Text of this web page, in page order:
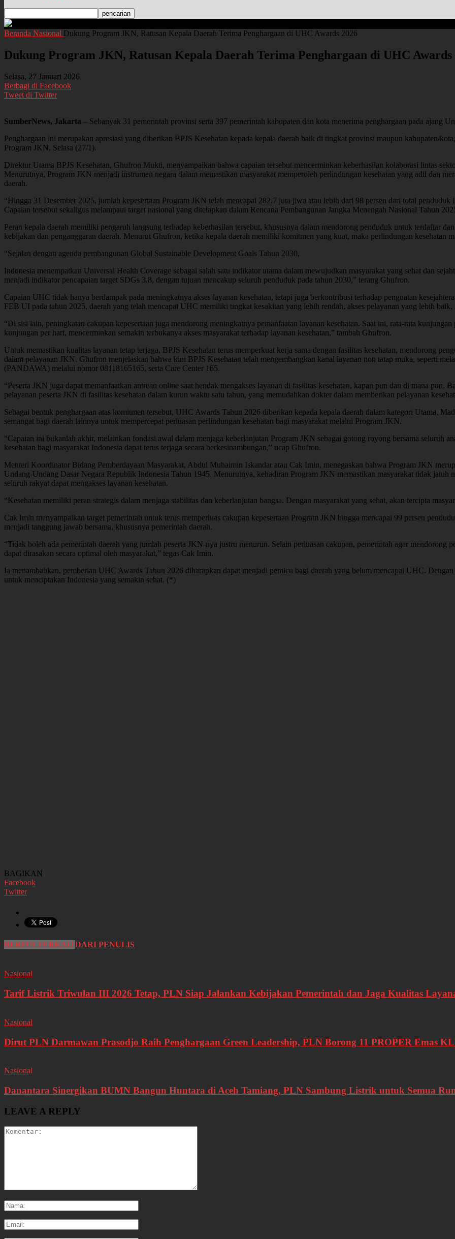
Beranda Nasional Dukung Program JKN, Ratusan Kepala Daerah Terima Penghargaan di UHC Awards 2026
Dukung Program JKN, Ratusan Kepala Daerah Terima Penghargaan di UHC Awards
Selasa, 27 Januari 2026
Berbagi di Facebook
Tweet di Twitter
SumberNews, Jakarta – Sebanyak 31 pemerintah provinsi serta 397 pemerintah kabupaten dan kota menerima penghargaan pada ajang
Penghargaan ini merupakan apresiasi yang diberikan BPJS Kesehatan kepada kepala daerah baik di tingkat provinsi maupun kabupaten/
Program JKN, Selasa (27/1).
Direktur Utama BPJS Kesehatan, Ghufron Mukti, menyampaikan bahwa capaian tersebut mencerminkan keberhasilan kolaborasi lintas
Menurutnya, Program JKN menjadi instrumen negara dalam memastikan masyarakat memperoleh perlindungan kesehatan yang adil dan
daerah.
“Hingga 31 Desember 2025, jumlah kepesertaan Program JKN telah mencapai 282,7 juta jiwa atau lebih dari 98 persen dari total penduduk
Capaian tersebut sekaligus melampaui target nasional yang ditetapkan dalam Rencana Pembangunan Jangka Menengah Nasional Tahun
Peran kepala daerah memiliki pengaruh langsung terhadap keberhasilan tersebut, khususnya dalam mendorong penduduk untuk terdaftar
kebijakan dan penganggaran daerah. Menurut Ghufron, ketika kepala daerah memiliki komitmen yang kuat, maka perlindungan kesehatan
“Sejalan dengan agenda pembangunan Global Sustainable Development Goals Tahun 2030,
Indonesia menempatkan Universal Health Coverage sebagai salah satu indikator utama dalam mewujudkan masyarakat yang sehat dan
menjadi indikator pencapaian target SDGs 3.8, dengan tujuan mencakup seluruh penduduk pada tahun 2030,” terang Ghufron.
Capaian UHC tidak hanya berdampak pada meningkatnya akses layanan kesehatan, tetapi juga berkontribusi terhadap penguatan
FEB UI pada tahun 2025, daerah yang telah mencapai UHC memiliki tingkat kesakitan yang lebih rendah, akses pelayanan yang lebih baik,
“Di sisi lain, peningkatan cakupan kepesertaan juga mendorong meningkatnya pemanfaatan layanan kesehatan. Saat ini, rata-rata
kunjungan per hari, mencerminkan semakin terbukanya akses masyarakat terhadap layanan kesehatan,” tambah Ghufron.
Untuk memastikan kualitas layanan tetap terjaga, BPJS Kesehatan terus memperkuat kerja sama dengan fasilitas kesehatan, mendorong
dalam pelayanan JKN. Ghufron menjelaskan bahwa kini BPJS Kesehatan telah mengembangkan kanal layanan non tatap muka, seperti
(PANDAWA) melalui nomor 08118165165, serta Care Center 165.
“Peserta JKN juga dapat memanfaatkan antrean online saat hendak mengakses layanan di fasilitas kesehatan, kapan pun dan di mana
pelayanan peserta JKN di fasilitas kesehatan dalam kurun waktu satu tahun, yang memudahkan dokter dalam memberikan pelayanan
Sebagai bentuk penghargaan atas komitmen tersebut, UHC Awards Tahun 2026 diberikan kepada kepala daerah dalam kategori Utama,
semangat bagi daerah lainnya untuk mempercepat perluasan perlindungan kesehatan bagi masyarakat melalui Program JKN.
“Capaian ini bukanlah akhir, melainkan fondasi awal dalam menjaga keberlanjutan Program JKN sebagai gotong royong bersama seluruh
kesehatan bagi masyarakat Indonesia dapat terus terjaga secara berkesinambungan,” ucap Ghufron.
Menteri Koordinator Bidang Pemberdayaan Masyarakat, Abdul Muhaimin Iskandar atau Cak Imin, menegaskan bahwa Program JKN
Undang-Undang Dasar Negara Republik Indonesia Tahun 1945. Menurutnya, kehadiran Program JKN memastikan masyarakat tidak jatuh
seluruh rakyat dapat mengakses layanan kesehatan.
“Kesehatan memiliki peran strategis dalam menjaga stabilitas dan keberlanjutan bangsa. Dengan masyarakat yang sehat, akan tercipta
Cak Imin menyampaikan target pemerintah untuk terus memperluas cakupan kepesertaan Program JKN hingga mencapai 99 persen
menjadi tanggung jawab bersama, khususnya pemerintah daerah.
“Tidak boleh ada pemerintah daerah yang jumlah peserta JKN-nya justru menurun. Selain perluasan cakupan, pemerintah agar mendorong
dapat dirasakan secara optimal oleh masyarakat,” tegas Cak Imin.
Ia menambahkan, pemberian UHC Awards Tahun 2026 diharapkan dapat menjadi pemicu bagi daerah yang belum mencapai UHC.
untuk menciptakan Indonesia yang semakin sehat. (*)
BAGIKAN
Facebook
Twitter
BERITA TERKAITDARI PENULIS
Nasional
Tarif Listrik Triwulan III 2026 Tetap, PLN Siap Jalankan Kebijakan Pemerintah dan Jaga Kualitas
Nasional
Dirut PLN Darmawan Prasodjo Raih Penghargaan Green Leadership, PLN Borong 11 PROPER Emas
Nasional
Danantara Sinergikan BUMN Bangun Huntara di Aceh Tamiang, PLN Sambung Listrik untuk Semua
LEAVE A REPLY